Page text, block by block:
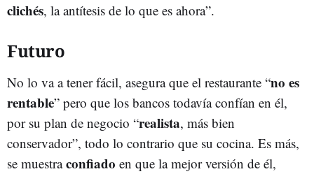
clichés, la antítesis de lo que es ahora”.
Futuro
No lo va a tener fácil, asegura que el restaurante “no es
rentable” pero que los bancos todavía confían en él,
por su plan de negocio “realista, más bien
conservador”, todo lo contrario que su cocina. Es más,
se muestraconfiado en que la mejor versión de él,